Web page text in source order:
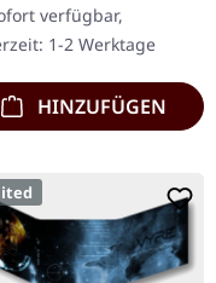
Händler-
für…
verfügbar,
1-2 Werktage
HINZUFÜGEN